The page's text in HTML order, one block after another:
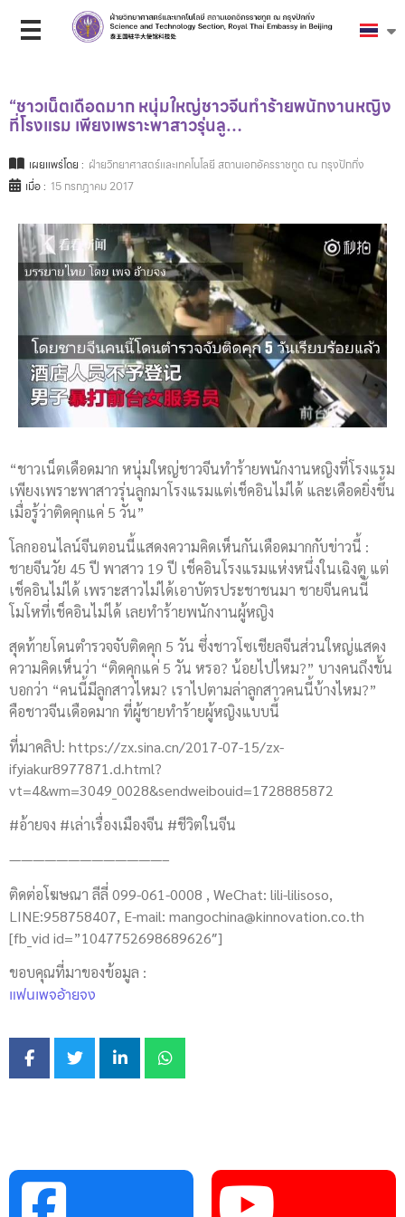
“ชาวเน็ตเดือดมาก หนุ่มใหญ่ชาวจีนทำร้ายพนักงานหญิง
ที่โรงแรม เพียงเพราะพาสาวรุ่นลู…
เผยแพร่โดย : ฝ่ายวิทยาศาสตร์และเทคโนโลยี สถานเอกอัครราชทูต ณ กรุงปักกิ่ง
เมื่อ : 15 กรกฎาคม 2017
“ชาวเน็ตเดือดมาก หนุ่มใหญ่ชาวจีนทำร้ายพนักงานหญิงที่โรงแรม
เพียงเพราะพาสาวรุ่นลูกมาโรงแรมแต่เช็คอินไม่ได้ และเดือดยิ่งขึ้น
เมื่อรู้ว่าติดคุกแค่ 5 วัน”
โลกออนไลน์จีนตอนนี้แสดงความคิดเห็นกันเดือดมากกับข่าวนี้ :
ชายจีนวัย 45 ปี พาสาว 19 ปี เช็คอินโรงแรมแห่งหนึ่งในเฉิงตู แต่
เช็คอินไม่ได้ เพราะสาวไม่ได้เอาบัตรประชาชนมา ชายจีนคนนี้
โมโหที่เช็คอินไม่ได้ เลยทำร้ายพนักงานผู้หญิง
สุดท้ายโดนตำรวจจับติดคุก 5 วัน ซึ่งชาวโซเชียลจีนส่วนใหญ่แสดง
ความคิดเห็นว่า “ติดคุกแค่ 5 วัน หรอ? น้อยไปไหม?” บางคนถึงขั้น
บอกว่า “คนนี้มีลูกสาวไหม? เราไปตามล่าลูกสาวคนนี้บ้างไหม?”
คือชาวจีนเดือดมาก ที่ผู้ชายทำร้ายผู้หญิงแบบนี้
ที่มาคลิป: https://zx.sina.cn/2017-07-15/zx-
ifyiakur8977871.d.html?
vt=4&wm=3049_0028&sendweibouid=1728885872
#อ้ายจง #เล่าเรื่องเมืองจีน #ชีวิตในจีน
—————————————–
ติดต่อโฆษณา ลีลี่ 099-061-0008 , WeChat: lili-lilisoso,
LINE:958758407, E-mail: mangochina@kinnovation.co.th
[fb_vid id=”1047752698689626″]
ขอบคุณที่มาของข้อมูล :
แฟนเพจอ้ายจง